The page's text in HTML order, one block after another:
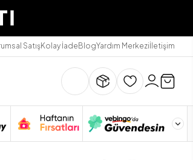
SatışKolay İadeBlogYardım Merkeziİletişim